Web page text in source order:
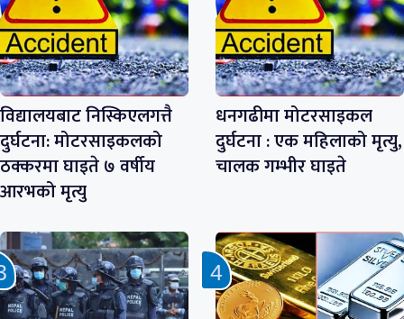
विद्यालयबाट निस्किएलगत्तै
दुर्घटना: मोटरसाइकलको
ठक्करमा घाइते ७ वर्षीय
आरभको मृत्यु
धनगढीमा मोटरसाइकल
दुर्घटना : एक महिलाको मृत्यु,
चालक गम्भीर घाइते